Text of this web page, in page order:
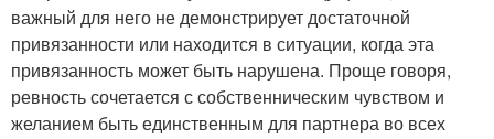
важный для него не демонстрирует достаточной
привязанности или находится в ситуации, когда эта
привязанность может быть нарушена. Проще говоря,
ревность сочетается с собственническим чувством и
желанием быть единственным для партнера во всех